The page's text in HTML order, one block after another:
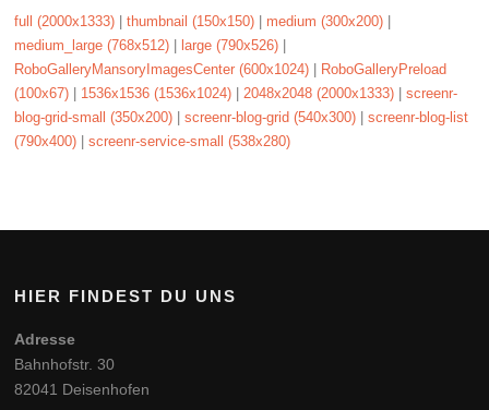
full (2000x1333) |thumbnail (150x150) medium (300x200)
medium_large (768x512)
large (790x526)
RoboGalleryMansoryImagesCenter (600x1024)
RoboGalleryPreload
(100x67)
1536x1536 (1536x1024) |2048x2048 (2000x1333) |screenr-
blog-grid-small (350x200) |screenr-blog-grid (540x300) |screenr-blog-list
(790x400) |screenr-service-small (538x280)
HIER FINDEST DU UNS
Adresse
Bahnhofstr. 30
82041 Deisenhofen